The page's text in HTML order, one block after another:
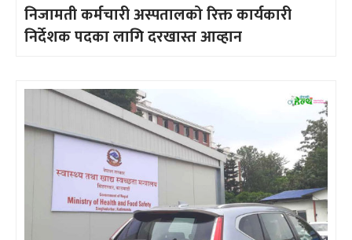
निजामती कर्मचारी अस्पतालको रिक्त कार्यकारी
निर्देशक पदका लागि दरखास्त आव्हान